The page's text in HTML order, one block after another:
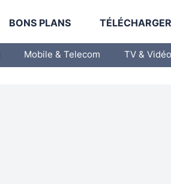
BONS PLANS
Mobile & Telecom TV & Vidéo